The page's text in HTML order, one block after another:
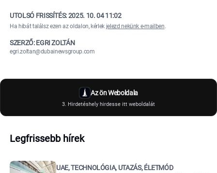
UTOLSÓ FRISSÍTÉS:2025. 10. 04 11:02
Ha hibát találsz ezen az oldalon, kérlek jelezd nekünk e-mailben.
SZERZŐ: EGRI ZOLTÁN
egri.zoltan@dubainewsgroup.com
Az ön Weboldala
3. Hirdetéshely hirdesse itt weboldalát
Legfrissebb hírek
UAE, TECHNOLÓGIA, UTAZÁS, ÉLETMÓD